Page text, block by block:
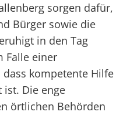
sorgen dafür,
Bürger sowie die
in den Tag
Falle einer
kompetente Hilfe
Die enge
örtlichen Behörden